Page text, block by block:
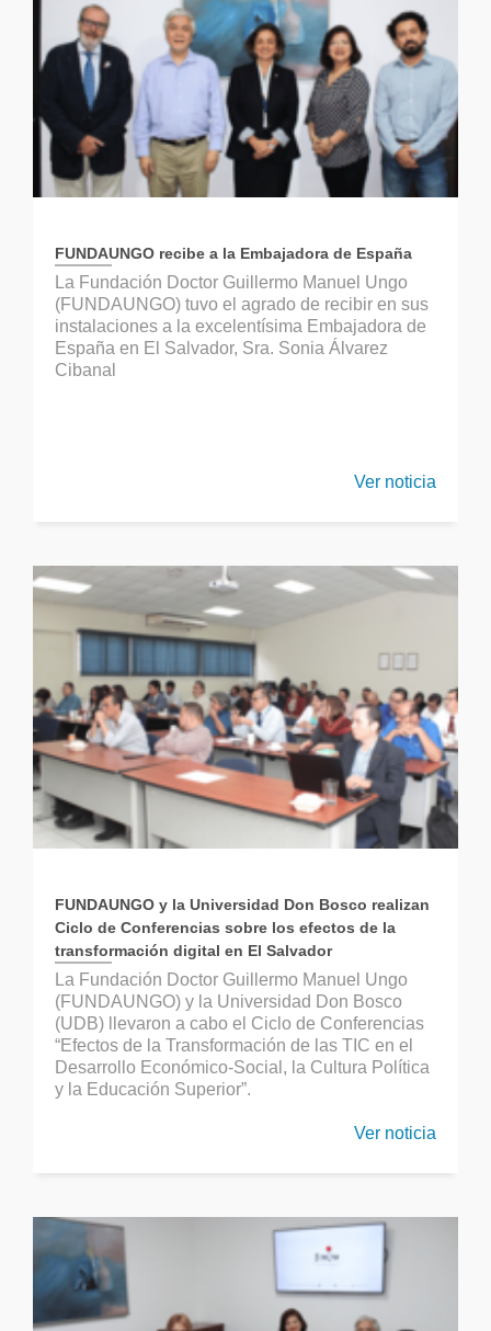
FUNDAUNGO recibe a la Embajadora de España
La Fundación Doctor Guillermo Manuel Ungo
(FUNDAUNGO) tuvo el agrado de recibir en sus
instalaciones a la excelentísima Embajadora de
España en El Salvador, Sra. Sonia Álvarez
Cibanal
Ver noticia
FUNDAUNGO y la Universidad Don Bosco realizan
Ciclo de Conferencias sobre los efectos de la
transformación digital en El Salvador
La Fundación Doctor Guillermo Manuel Ungo
(FUNDAUNGO) y la Universidad Don Bosco
(UDB) llevaron a cabo el Ciclo de Conferencias
“Efectos de la Transformación de las TIC en el
Desarrollo Económico-Social, la Cultura Política
y la Educación Superior”.
Ver noticia